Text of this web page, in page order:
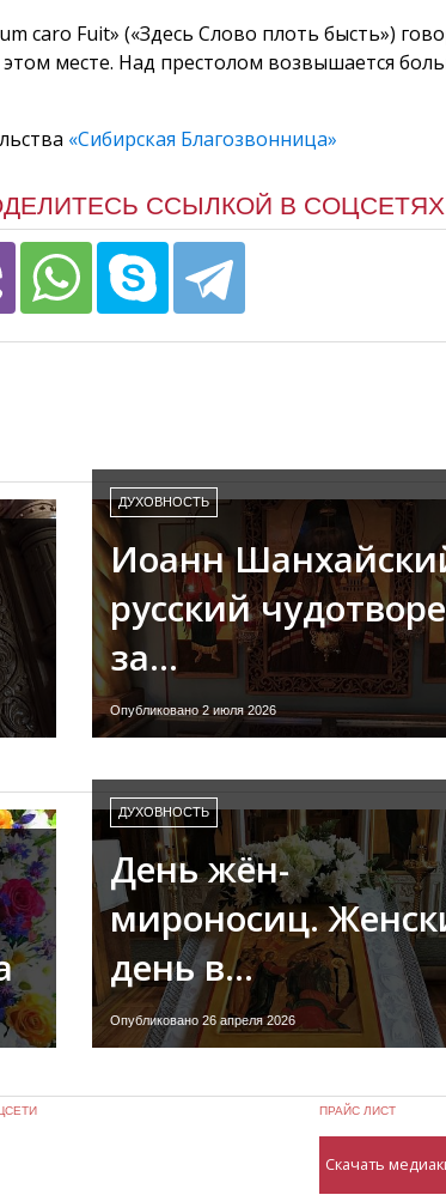
caro Fuit» («Здесь Слово плоть бысть»)
месте. Над престолом возвышается
«Сибирская Благозвонница»
ССЫЛКОЙ В СОЦСЕТЯХ
ДУХОВНОСТЬ
Иоанн
русский
за…
Опубликовано 2 июля 2026
ДУХОВНОСТЬ
День жён-
мироносиц.
день в…
Опубликовано 26 апреля 2026
ПРАЙС ЛИСТ
Скачать